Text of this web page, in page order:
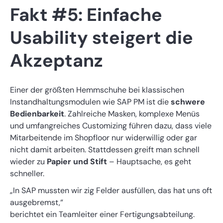
Fakt #5: Einfache
Usability steigert die
Akzeptanz
Einer der größten Hemmschuhe bei klassischen
Instandhaltungsmodulen wie SAP PM ist dieschwere
Bedienbarkeit. Zahlreiche Masken, komplexe Menüs
und umfangreiches Customizing führen dazu, dass viele
Mitarbeitende im Shopfloor nur widerwillig oder gar
nicht damit arbeiten. Stattdessen greift man schnell
wieder zu Papier und Stift – Hauptsache, es geht
schneller.
„In SAP mussten wir zig Felder ausfüllen, das hat uns oft
ausgebremst,“
berichtet ein Teamleiter einer Fertigungsabteilung.